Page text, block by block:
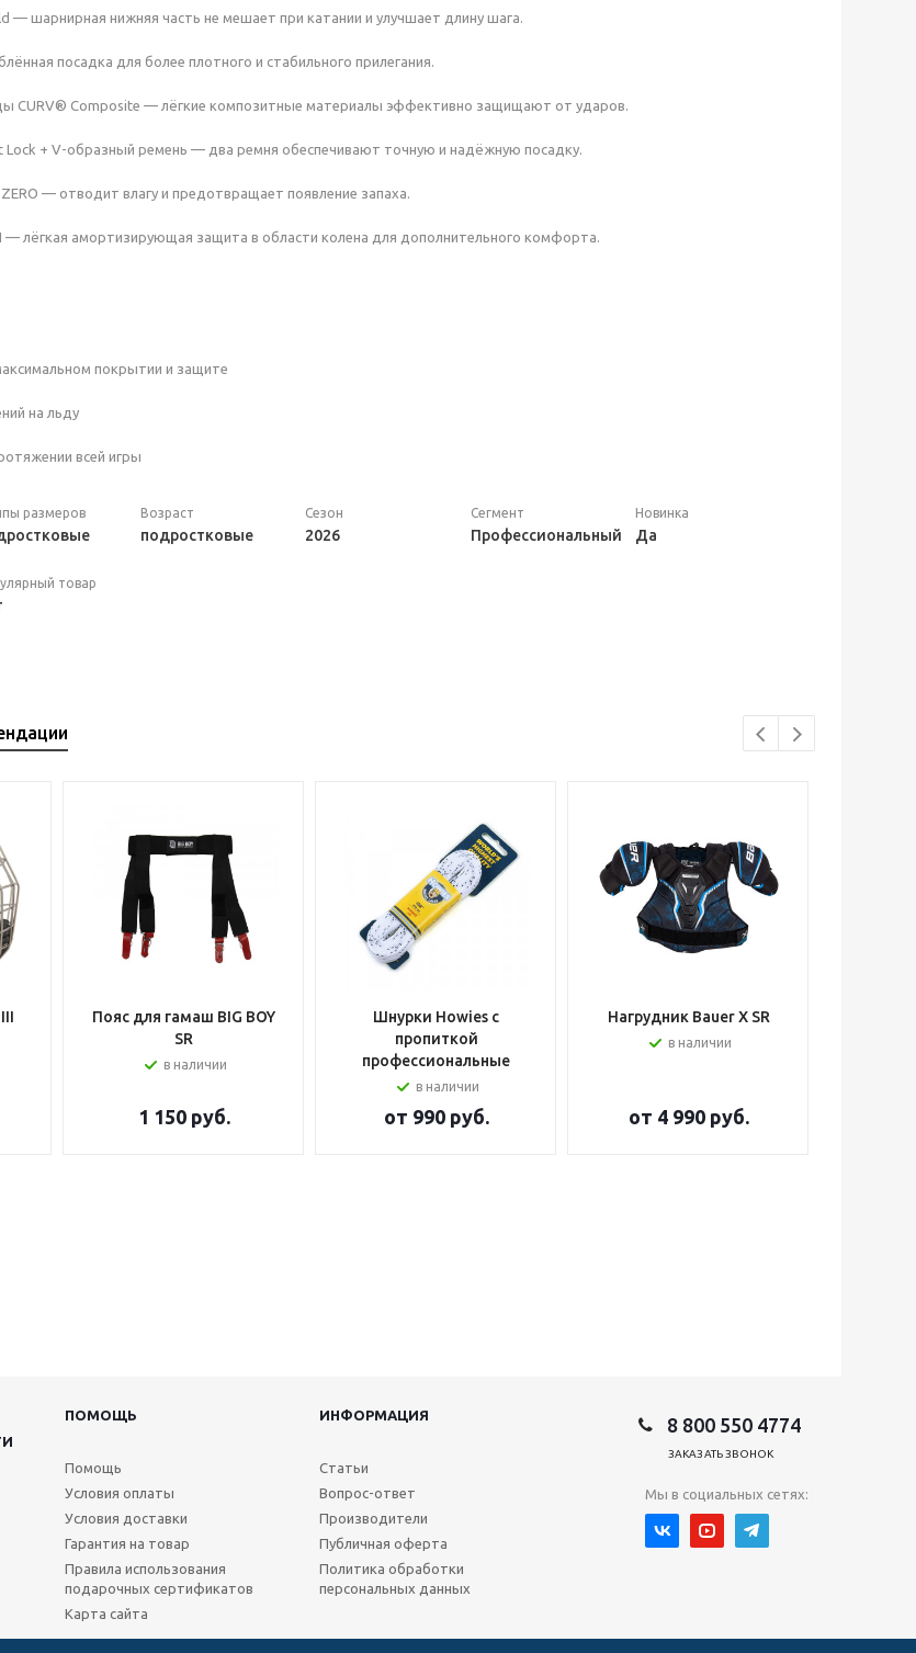
— шарнирная нижняя часть не мешает при катании и улучшает длину шага.
посадка для более плотного и стабильного прилегания.
CURV® Composite — лёгкие композитные материалы эффективно защищают от ударов.
Lock + V-образный ремень — два ремня обеспечивают точную и надёжную посадку.
ZERO — отводит влагу и предотвращает появление запаха.
— лёгкая амортизирующая защита в области колена для дополнительного комфорта.
покрытии и защите
на льду
всей игры
размеров Возраст
подростковые
Сезон
2026
Сегмент
Профессиональный
Новинка
Да
товар
Пояс для гамаш BIG BOY
SR
в наличии
1 150руб.
Шнурки Howies с
пропиткой
профессиональные
в наличии
от 990 руб.
Нагрудник Bauer X SR
в наличии
от 4 990 руб.
ПОМОЩЬ
ИНФОРМАЦИЯ
Помощь
Условия оплаты
Условия доставки
Гарантия на товар
Правила использования
подарочных сертификатов
Карта сайта
Статьи
Вопрос-ответ
Производители
Публичная оферта
Политика обработки
персональных данных
8 800 550 4774
ЗАКАЗАТЬ ЗВОНОК
Мы в социальных сетях: